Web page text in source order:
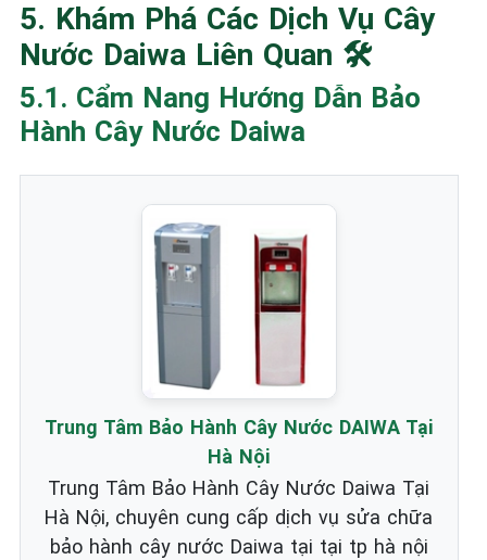
5. Khám Phá Các Dịch Vụ Cây
Nước Daiwa Liên Quan 🛠️
5.1. Cẩm Nang Hướng Dẫn Bảo
Hành Cây Nước Daiwa
Trung Tâm Bảo Hành Cây Nước DAIWA Tại
Hà Nội
Trung Tâm Bảo Hành Cây Nước Daiwa Tại
Hà Nội, chuyên cung cấp dịch vụ sửa chữa
bảo hành cây nước Daiwa tại tại tp hà nội